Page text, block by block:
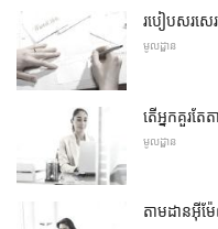
របៀបសរស
មូលដ្ឋាន
តើអ្នកគួរតែ
មូលដ្ឋាន
តាមដានអ៊ី